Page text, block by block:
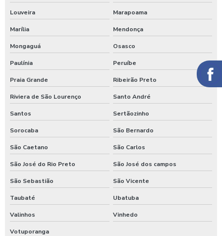
Louveira Marapoama
Marília Mendonça
Mongaguá Osasco
Paulínia Peruíbe
Praia Grande Ribeirão Preto
Riviera de São Lourenço Santo André
Santos Sertãozinho
Sorocaba São Bernardo
São Caetano São Carlos
São José do Rio Preto São José dos campos
São Sebastião São Vicente
Taubaté Ubatuba
Valinhos Vinhedo
Votuporanga